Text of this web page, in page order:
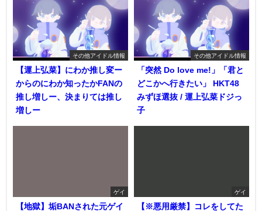
その他アイドル情報
【運上弘菜】にわか推し変ー
からのにわか知ったかFANの
推し増しー、決まりては推し
増しー
その他アイドル情報
「突然 Do love me!」「君と
どこかへ行きたい」 HKT48
みずほ選抜 / 運上弘菜ドジっ
子
ゲイ
【地獄】垢BANされた元ゲイ
ゲイ
【※悪用厳禁】コレをしてた